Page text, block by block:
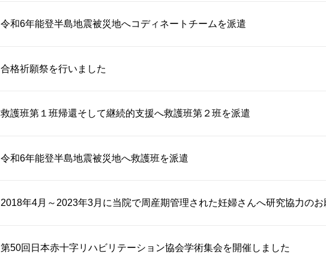
令和6年能登半島地震被災地へコディネートチームを派遣
合格祈願祭を行いました
救護班第１班帰還そして継続的支援へ救護班第２班を派遣
令和6年能登半島地震被災地へ救護班を派遣
2018年4月～2023年3月に当院で周産期管理された妊婦さんへ研究協力のお
第50回日本赤十字リハビリテーション協会学術集会を開催しました